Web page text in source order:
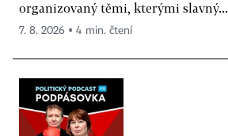
organizovaný těmi, kterými slavný...
7. 8. 2026 ▪ 4 min. čtení